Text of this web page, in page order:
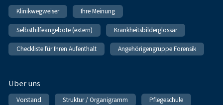
Klinikwegweiser Ihre Meinung
Selbsthilfeangebote (extern) Krankheitsbilderglossar
Checkliste für Ihren Aufenthalt Angehörigengruppe Forensik
Über uns
Vorstand Struktur / Organigramm Pflegeschule